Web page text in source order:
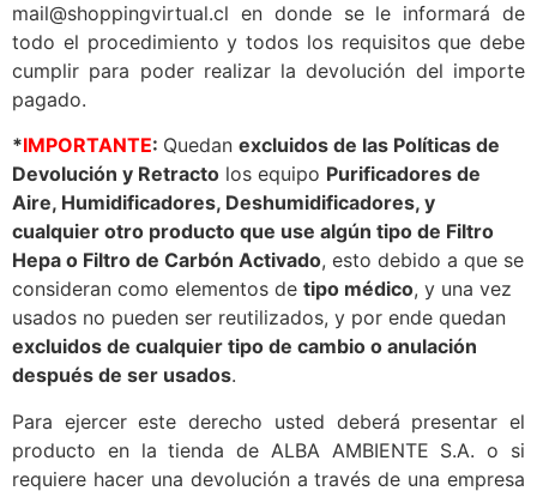
mail@shoppingvirtual.cl en donde se le informará de
todo el procedimiento y todos los requisitos que debe
cumplir para poder realizar la devolución del importe
pagado.
*IMPORTANTE: Quedan excluidos de las Políticas de
Devolución y Retracto los equipo Purificadores de
Aire, Humidificadores, Deshumidificadores, y
cualquier otro producto que use algún tipo de Filtro
Hepa o Filtro de Carbón Activado, esto debido a que se
consideran como elementos de tipo médico, y una vez
usados no pueden ser reutilizados, y por ende quedan
excluidos de cualquier tipo de cambio o anulación
después de ser usados.
Para ejercer este derecho usted deberá presentar el
producto en la tienda de ALBA AMBIENTE S.A. o si
requiere hacer una devolución a través de una empresa